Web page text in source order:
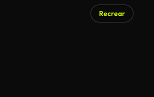
Recrear